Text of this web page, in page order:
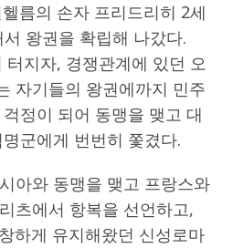
름의 손자 프리드리히 2세
왕권을 확립해 나갔다.
터지자, 경쟁관계에 있던 오
자기들의 왕권에까지 민주
정이 되어 동맹을 맺고 대
군에게 번번히 쫓겼다.
아와 동맹을 맺고 프랑스와
츠에서 항복을 선언하고,
하게 유지해왔던 신성로마